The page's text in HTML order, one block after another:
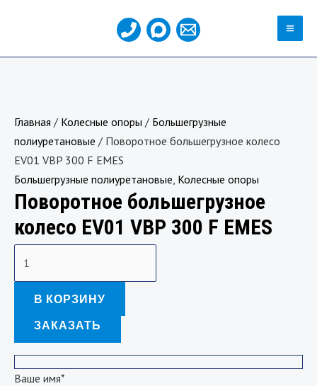
Главная / Колесные опоры / Большегрузные
полиуретановые / Поворотное большегрузное колесо
EV01 VBP 300 F EMES
Большегрузные полиуретановые, Колесные опоры
Поворотное большегрузное
колесо EV01 VBP 300 F EMES
большегрузное
колесо
EV01
VBP
300
EMES
В КОРЗИНУ
ЗАКАЗАТЬ
Ваше имя*